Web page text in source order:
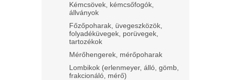
Kémcsövek, kémcsőfogók,
állványok
Főzőpoharak, üvegeszközök,
folyadéküvegek, porüvegek,
tartozékok
Mérőhengerek, mérőpoharak
Lombikok (erlenmeyer, álló, gömb,
frakcionáló, mérő)